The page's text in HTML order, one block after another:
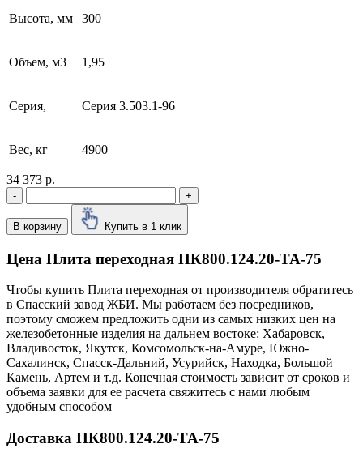
Высота, мм 300
Объем, м3 1,95
Серия, Серия 3.503.1-96
Вес, кг 4900
34 373 р.
- +
В корзину Купить в 1 клик
Цена Плита переходная ПК800.124.20-ТА-75
Чтобы купить Плита переходная от производителя обратитесь
в Cпасский завод ЖБИ. Мы работаем без посредников,
поэтому сможем предложить одни из самых низких цен на
железобетонные изделия на дальнем востоке: Хабаровск,
Владивосток, Якутск, Комсомольск-на-Амуре, Южно-
Сахалинск, Спасск-Дальний, Усурийск, Находка, Большой
Камень, Артем и т.д. Конечная стоимость зависит от сроков и
объема заявки для ее расчета свяжитесь с нами любым
удобным способом
Доставка ПК800.124.20-ТА-75